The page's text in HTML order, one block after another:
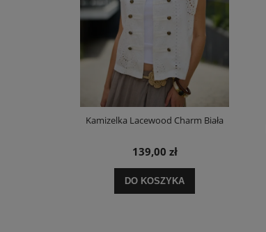
Kamizelka Lacewood Charm Biała
139,00 zł
DO KOSZYKA